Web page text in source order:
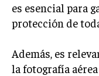
es esencial para
protección de
Además, es
la fotografía